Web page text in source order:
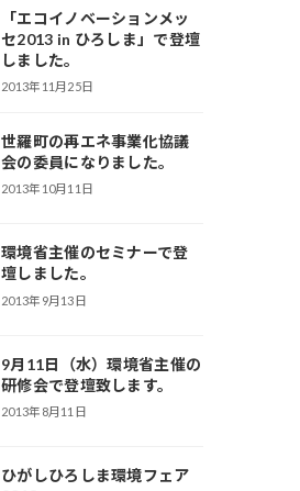
「エコイノベーションメッ
セ2013 in ひろしま」で登壇
しました。
2013年11月25日
世羅町の再エネ事業化協議
会の委員になりました。
2013年10月11日
環境省主催のセミナーで登
壇しました。
2013年9月13日
9月11日（水）環境省主催の
研修会で登壇致します。
2013年8月11日
ひがしひろしま環境フェア